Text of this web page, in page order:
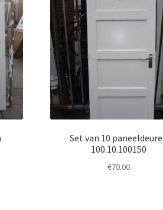
Set van 10
100.10.100150
€70.00